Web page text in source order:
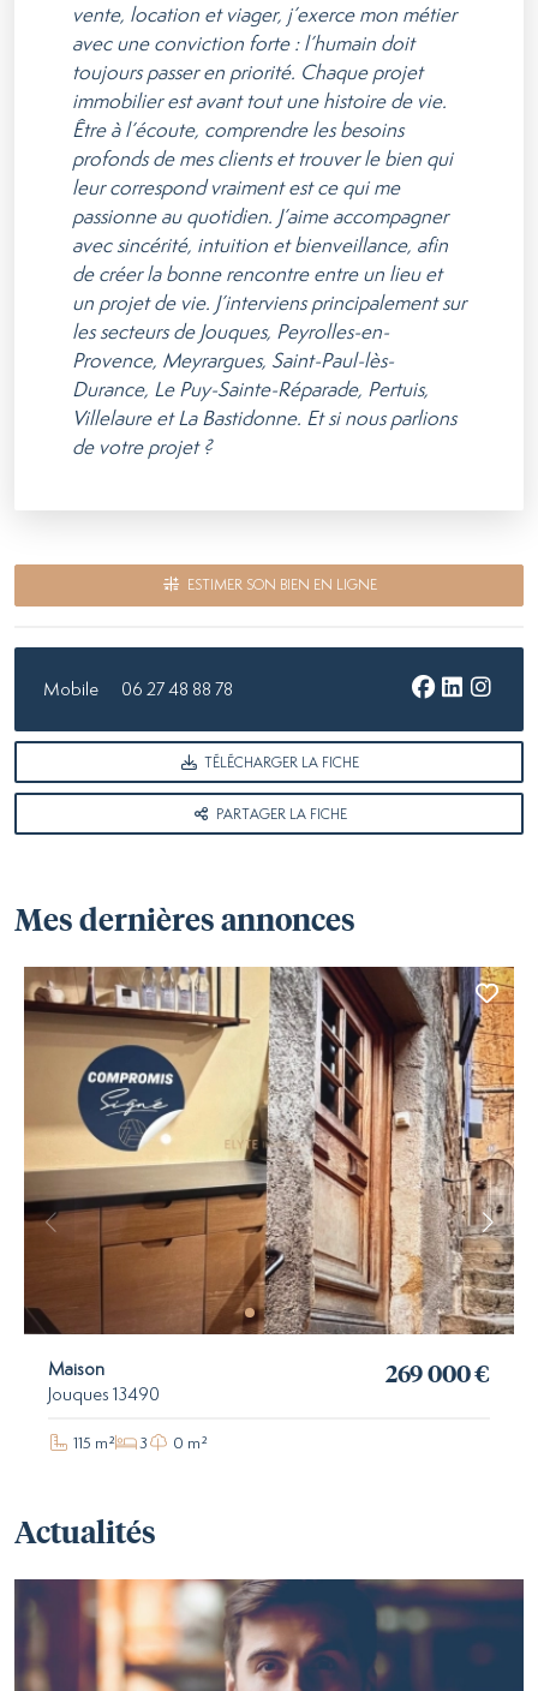
vente, location et viager, j’exerce mon métier
avec une conviction forte : l’humain doit
toujours passer en priorité. Chaque projet
immobilier est avant tout une histoire de vie.
Être à l’écoute, comprendre les besoins
profonds de mes clients et trouver le bien qui
leur correspond vraiment est ce qui me
passionne au quotidien. J’aime accompagner
avec sincérité, intuition et bienveillance, afin
de créer la bonne rencontre entre un lieu et
un projet de vie. J’interviens principalement sur
les secteurs de Jouques, Peyrolles-en-
Provence, Meyrargues, Saint-Paul-lès-
Durance, Le Puy-Sainte-Réparade, Pertuis,
Villelaure et La Bastidonne. Et si nous parlions
de votre projet ?
ESTIMER SON BIEN EN LIGNE
Mobile 06 27 48 88 78
TÉLÉCHARGER LA FICHE
PARTAGER LA FICHE
Mes dernières annonces
Maison
Jouques 13490
269 000 €
115 m² 3 0 m²
Actualités